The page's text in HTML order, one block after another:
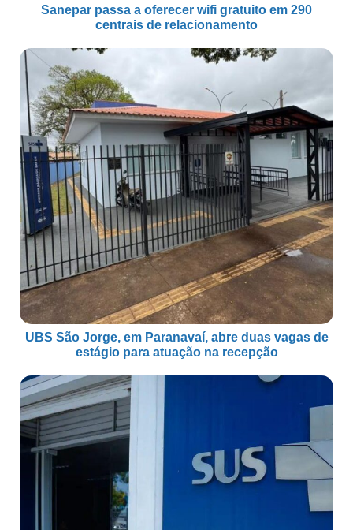
Sanepar passa a oferecer wifi gratuito em 290
centrais de relacionamento
UBS São Jorge, em Paranavaí, abre duas vagas de
estágio para atuação na recepção